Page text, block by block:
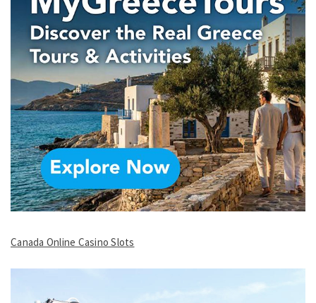
Canada Online Casino Slots